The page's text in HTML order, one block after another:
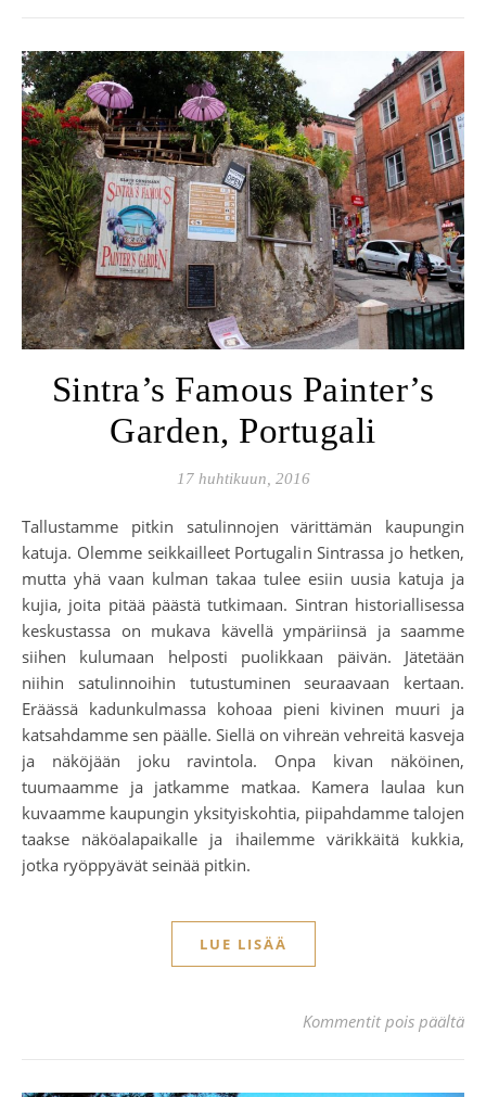
Sintra’s Famous Painter’s
Garden, Portugali
17 huhtikuun, 2016
Tallustamme pitkin satulinnojen värittämän kaupungin
katuja. Olemme seikkailleet Portugalin Sintrassa jo hetken,
mutta yhä vaan kulman takaa tulee esiin uusia katuja ja
kujia, joita pitää päästä tutkimaan. Sintran historiallisessa
keskustassa on mukava kävellä ympäriinsä ja saamme
siihen kulumaan helposti puolikkaan päivän. Jätetään
niihin satulinnoihin tutustuminen seuraavaan kertaan.
Eräässä kadunkulmassa kohoaa pieni kivinen muuri ja
katsahdamme sen päälle. Siellä on vihreän vehreitä kasveja
ja näköjään joku ravintola. Onpa kivan näköinen,
tuumaamme ja jatkamme matkaa. Kamera laulaa kun
kuvaamme kaupungin yksityiskohtia, piipahdamme talojen
taakse näköalapaikalle ja ihailemme värikkäitä kukkia,
jotka ryöppyävät seinää pitkin.
LUE LISÄÄ
Kommentit pois päältä